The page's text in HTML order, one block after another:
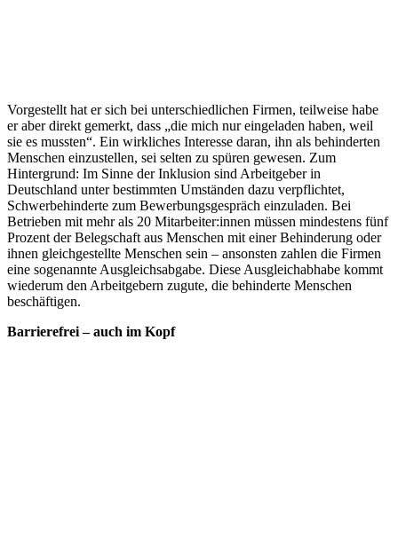
Vorgestellt hat er sich bei unterschiedlichen Firmen, teilweise habe
er aber direkt gemerkt, dass „die mich nur eingeladen haben, weil
sie es mussten“. Ein wirkliches Interesse daran, ihn als behinderten
Menschen einzustellen, sei selten zu spüren gewesen. Zum
Hintergrund: Im Sinne der Inklusion sind Arbeitgeber in
Deutschland unter bestimmten Umständen dazu verpflichtet,
Schwerbehinderte zum Bewerbungsgespräch einzuladen. Bei
Betrieben mit mehr als 20 Mitarbeiter:innen müssen mindestens fünf
Prozent der Belegschaft aus Menschen mit einer Behinderung oder
ihnen gleichgestellte Menschen sein – ansonsten zahlen die Firmen
eine sogenannte Ausgleichsabgabe. Diese Ausgleichabhabe kommt
wiederum den Arbeitgebern zugute, die behinderte Menschen
beschäftigen.
Barrierefrei – auch im Kopf